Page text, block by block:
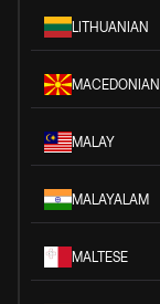
LITHUANIAN
MACEDONIAN
MALAY
MALAYALAM
MALTESE